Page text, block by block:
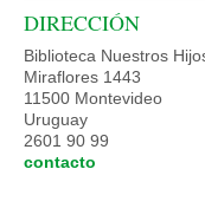
DIRECCIÓN
Biblioteca Nuestros
Miraflores 1443
11500 Montevideo
Uruguay
2601 90 99
contacto